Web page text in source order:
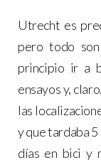
Utrecht es
pero todo
principio ir a
ensayos y,
las
y que tardaba
días en bici y